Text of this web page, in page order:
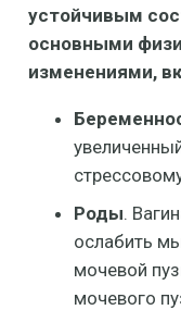
устойчивым
основными
изменениями,
Роды.
ослабить
мочевой
мочевого